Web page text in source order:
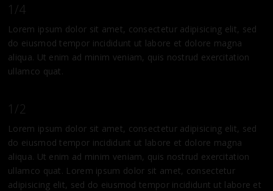
1/4
Lorem ipsum dolor sit amet, consectetur adipisicing elit, sed
do eiusmod tempor incididunt ut labore et dolore magna
aliqua. Ut enim ad minim veniam, quis nostrud exercitation
ullamco quat.
1/2
Lorem ipsum dolor sit amet, consectetur adipisicing elit, sed
do eiusmod tempor incididunt ut labore et dolore magna
aliqua. Ut enim ad minim veniam, quis nostrud exercitation
ullamco quat. Lorem ipsum dolor sit amet, consectetur
adipisicing elit, sed do eiusmod tempor incididunt ut labore et